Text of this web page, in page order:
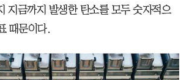
지금까지 발생한 탄소를 모두 숫자적으
때문이다.